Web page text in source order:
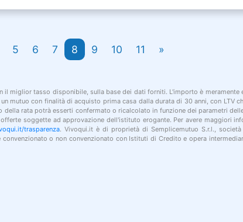
5 6 7 8 9 10 11 »
miglior tasso disponibile, sulla base dei dati forniti. L'importo è meramente
mutuo con finalità di acquisto prima casa dalla durata di 30 anni, con LTV
rata potrà esserti confermato o ricalcolato in funzione dei parametri
soggette ad approvazione dell'istituto erogante. Per avere maggiori
trasparenza. Vivoqui.it è di proprietà di Semplicemutuo S.r.l.,
o non convenzionato con Istituti di Credito e opera